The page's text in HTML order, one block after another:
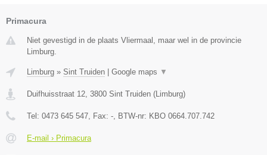
Primacura
Niet gevestigd in de plaats Vliermaal, maar wel in de provincie
Limburg.
Limburg » Sint Truiden Google maps ▼
Duifhuisstraat 12, 3800 Sint Truiden (Limburg)
Tel: 0473 645 547, Fax: -, BTW-nr: KBO 0664.707.742
E-mail › Primacura